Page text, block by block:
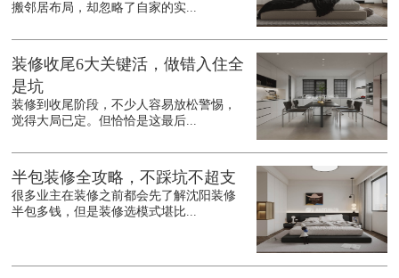
搬邻居布局，却忽略了自家的实...
装修收尾6大关键活，做错入住全
是坑
装修到收尾阶段，不少人容易放松警惕，
觉得大局已定。但恰恰是这最后...
半包装修全攻略，不踩坑不超支
很多业主在装修之前都会先了解沈阳装修
半包多钱，但是装修选模式堪比...